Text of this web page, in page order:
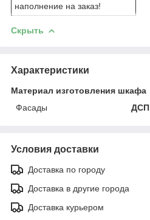
наполнение на заказ!
Скрыть
Характеристики
Материал изготовления шкафа
Фасады
ДСП
Условия доставки
Доставка по городу
Доставка в другие города
Доставка курьером